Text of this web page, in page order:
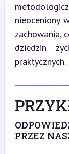
nieoceniony
zachowania,
dziedzin
praktycznych.
PRZEZ